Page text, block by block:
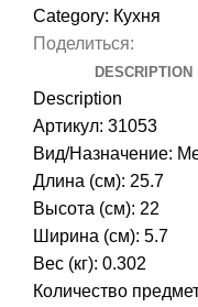
Category: Кухня
Поделиться:
DESCRIPTION
Description
Артикул: 31053
Вид/Назначение:
Длина (см): 25.7
Высота (см): 22
Ширина (см): 5.7
Вес (кг): 0.302
Количество